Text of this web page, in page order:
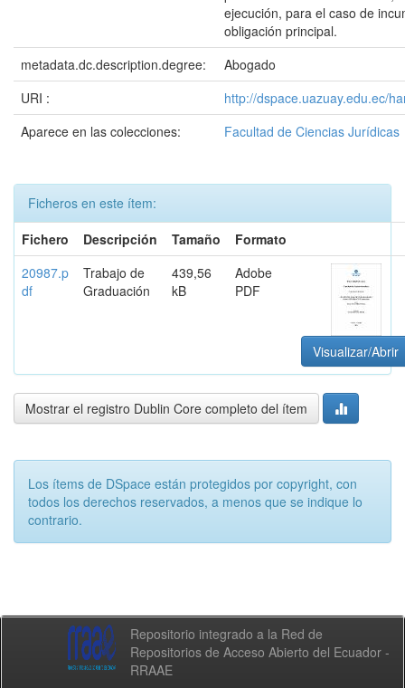
ejecución, para el caso de
obligación principal.
metadata.dc.description.degree:
Abogado
URI :
http://dspace.uazuay.edu.ec/
Aparece en las colecciones:
Facultad de Ciencias Jurídicas
Ficheros en este ítem:
Fichero
Descripción Tamaño
Formato
20987.p
df
Trabajo de
Graduación
439,56
kB
Adobe
PDF
Visualizar/Abrir
Mostrar el registro Dublin Core completo del ítem
Los ítems de DSpace están protegidos por copyright, con
todos los derechos reservados, a menos que se indique lo
contrario.
Repositorio integrado a la Red de
Repositorios de Acceso Abierto del Ecuador -
RRAAE